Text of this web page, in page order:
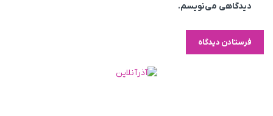
دیدگاهی می‌نویسم.